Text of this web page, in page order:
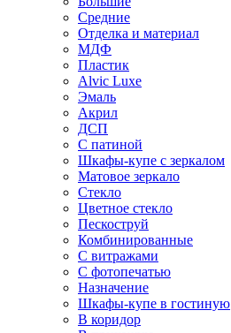
Средние
Отделка и материал
МДФ
Пластик
Alvic Luxe
Эмаль
Акрил
ДСП
С патиной
Шкафы-купе с зеркалом
Матовое зеркало
Стекло
Цветное стекло
Пескоструй
Комбинированные
С витражами
С фотопечатью
Назначение
Шкафы-купе в гостиную
В коридор